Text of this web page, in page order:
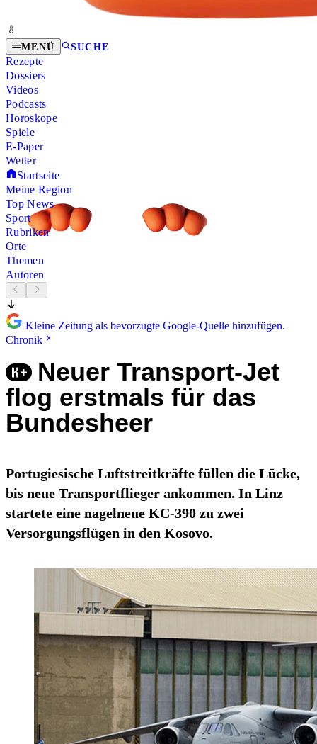
MENÜ SUCHE
Rezepte
Dossiers
Videos
Podcasts
Horoskope
Spiele
E-Paper
Wetter
Startseite
Meine Region
Top News
Sport
Rubriken
Orte
Themen
Autoren
Kleine Zeitung als bevorzugte Google-Quelle hinzufügen.
Chronik
Neuer Transport-Jet
flog erstmals für das
Bundesheer
Portugiesische Luftstreitkräfte füllen die Lücke,
bis neue Transportflieger ankommen. In Linz
startete eine nagelneue KC-390 zu zwei
Versorgungsflügen in den Kosovo.